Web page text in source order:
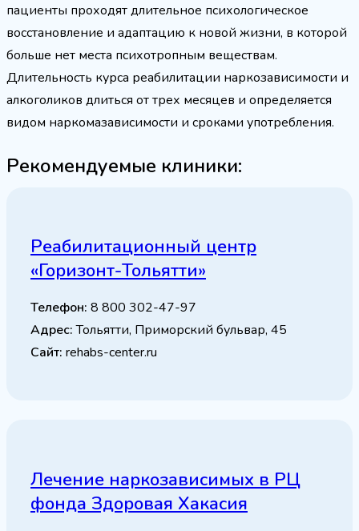
пациенты проходят длительное психологическое
восстановление и адаптацию к новой жизни, в которой
больше нет места психотропным веществам.
Длительность курса реабилитации наркозависимости и
алкоголиков длиться от трех месяцев и определяется
видом наркомазависимости и сроками употребления.
Рекомендуемые клиники:
Реабилитационный центр
«Горизонт-Тольятти»
Телефон: 8 800 302-47-97
Адрес:Тольятти, Приморский бульвар, 45
Сайт: rehabs-center.ru
Лечение наркозависимых в РЦ
фонда Здоровая Хакасия